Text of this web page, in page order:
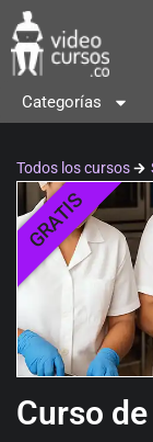
Categorías
Todos los cursos
GRATIS
Curso